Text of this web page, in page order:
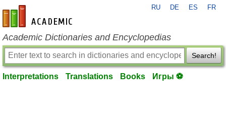
en-academic.com
RU DE ES FR
Academic Dictionaries and Encyclopedias
Search!
Interpretations Translations Books Игры ⚽